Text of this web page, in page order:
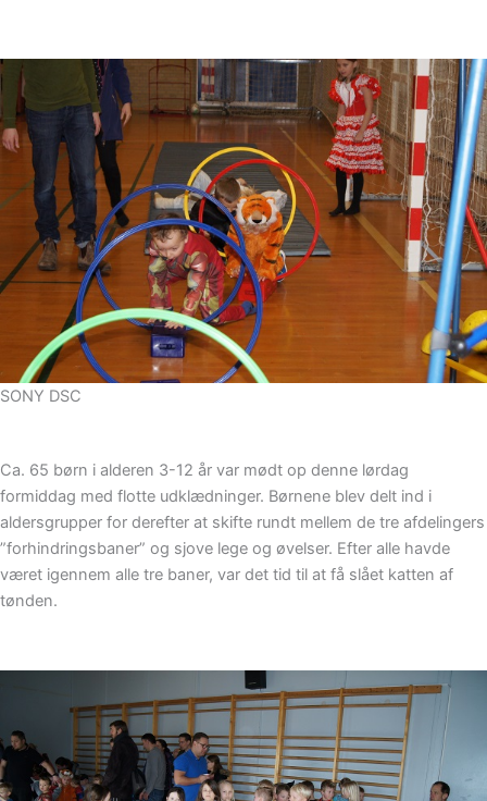
SONY DSC
Ca. 65 børn i alderen 3-12 år var mødt op denne lørdag
formiddag med flotte udklædninger. Børnene blev delt ind i
aldersgrupper for derefter at skifte rundt mellem de tre afdelingers
”forhindringsbaner” og sjove lege og øvelser. Efter alle havde
været igennem alle tre baner, var det tid til at få slået katten af
tønden.